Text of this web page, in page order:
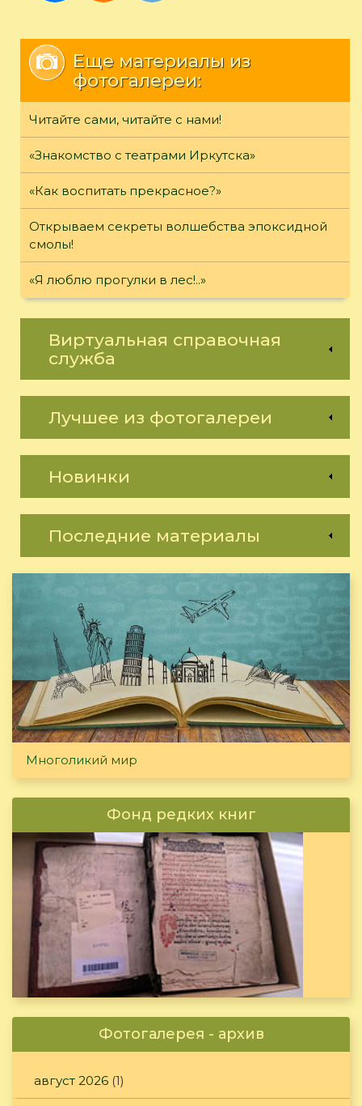
Еще материалы из
фотогалереи:
Читайте сами, читайте с нами!
«Знакомство с театрами Иркутска»
«Как воспитать прекрасное?»
Открываем секреты волшебства эпоксидной
смолы!
«Я люблю прогулки в лес!..»
Виртуальная справочная
служба
Лучшее из фотогалереи
Новинки
Последние материалы
Многоликий мир
Фонд редких книг
Фотогалерея - архив
август 2026 (1)